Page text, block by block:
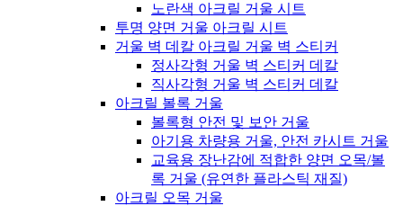
노란색 아크릴 거울 시트
투명 양면 거울 아크릴 시트
거울 벽 데칼 아크릴 거울 벽 스티커
정사각형 거울 벽 스티커 데칼
직사각형 거울 벽 스티커 데칼
아크릴 볼록 거울
볼록형 안전 및 보안 거울
아기용 차량용 거울, 안전 카시트 거울
교육용 장난감에 적합한 양면 오목/볼
록 거울 (유연한 플라스틱 재질)
아크릴 오목 거울